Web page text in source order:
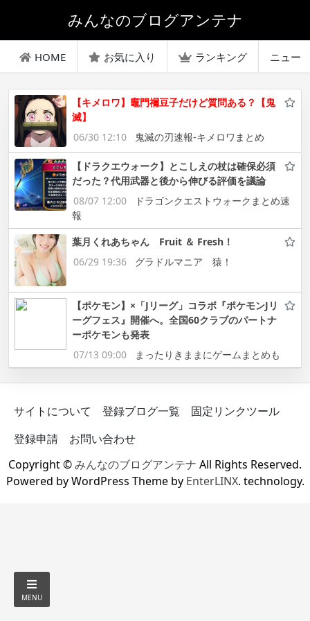
みんなのブログアンテナ
HOME お気に入り ランキング ニュー
【キメロワ】竈門禰豆子だけど質問ある？【鬼
滅】
06/30 12:10
鬼滅の刃速報-キメロワまとめ
【ドラクエウォーク】とこしえの杖は確保必須
だった？代用武器と後から伸びる評価を議論
08/07 12:00
ドラゴンクエストウォークまとめ速
報
葉月くれあちゃん Fruit ＆ Fresh！
06/29 19:36
グラドルマニア 猿！
【ポケモン】×「Jリーグ」コラボ『ポケモンJリ
ーグフェス』開催へ。全国60クラブのパートナ
ーポケモンも発表
07/13 09:00
まったりきままにゲームまとめも
サイトについて 登録ブログ一覧
固定リンクツール
登録申請
お問い合わせ
Copyright ©みんなのブログアンテナ All Rights Reserved.
Powered by WordPress Theme by EnterLINX. technology.
MENU